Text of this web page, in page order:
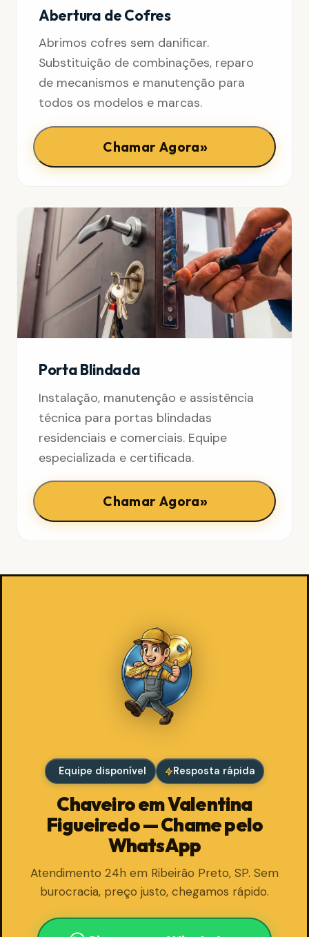
Abertura de Cofres
Abrimos cofres sem danificar.
Substituição de combinações, reparo
de mecanismos e manutenção para
todos os modelos e marcas.
Chamar Agora»
Porta Blindada
Instalação, manutenção e assistência
técnica para portas blindadas
residenciais e comerciais. Equipe
especializada e certificada.
Chamar Agora»
Equipe disponível Resposta rápida
Chaveiro em Valentina
Figueiredo — Chame pelo
WhatsApp
Atendimento 24h em Ribeirão Preto, SP. Sem
burocracia, preço justo, chegamos rápido.